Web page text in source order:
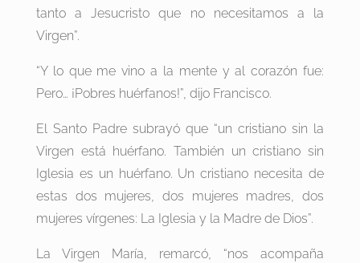
tanto a Jesucristo que no necesitamos a la
Virgen”.
“Y lo que me vino a la mente y al corazón fue:
Pero… ¡Pobres huérfanos!”, dijo Francisco.
El Santo Padre subrayó que “un cristiano sin la
Virgen está huérfano. También un cristiano sin
Iglesia es un huérfano. Un cristiano necesita de
estas dos mujeres, dos mujeres madres, dos
mujeres vírgenes: La Iglesia y la Madre de Dios”.
La Virgen María, remarcó, “nos acompaña